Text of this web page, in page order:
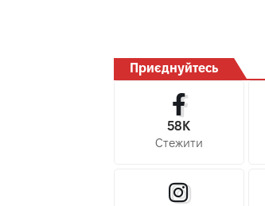
Приєднуйтесь
58K
Стежити